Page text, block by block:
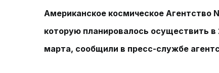
Американское космическое Агентство
которую планировалось осуществить
марта, сообщили в пресс-службе